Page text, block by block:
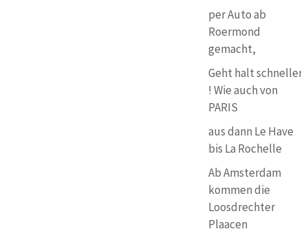
per Auto ab
Roermond
gemacht,
Geht halt schneller
! Wie auch von
PARIS
aus dann Le Have
bis La Rochelle
Ab Amsterdam
kommen die
Loosdrechter
Plaacen